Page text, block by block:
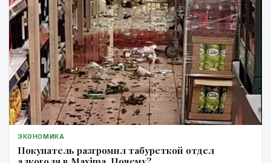
ЭКОНОМИКА
Покупатель разгромил табуреткой отдел